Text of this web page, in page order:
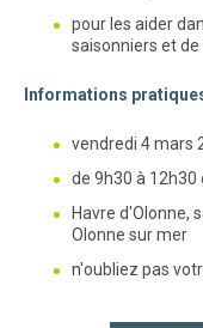
pour les aider
saisonniers et de
Informations
vendredi 4 mars
de 9h30 à 12h30
Havre d'Olonne,
Olonne sur mer
n'oubliez pas